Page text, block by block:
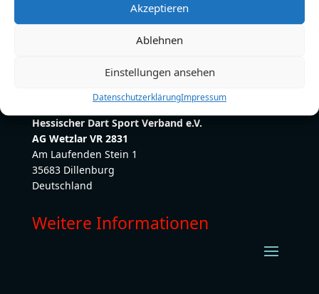
Akzeptieren
Ablehnen
Einstellungen ansehen
DatenschutzerklärungImpressum
Hessischer Dart Sport Verband e.V.
AG Wetzlar VR 2831
Am Laufenden Stein 1
35683 Dillenburg
Deutschland
Weitere Informationen